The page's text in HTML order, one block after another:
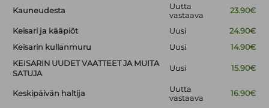
Kauneudesta
Uutta
vastaava
23.90€
Keisari ja kääpiöt Uusi
24.90€
Keisarin kullanmuru
Uusi
14.90€
KEISARIN UUDET VAATTEET JA MUITA
SATUJA
Uusi 15.90€
Keskipäivän haltija
Uutta
vastaava
16.90€